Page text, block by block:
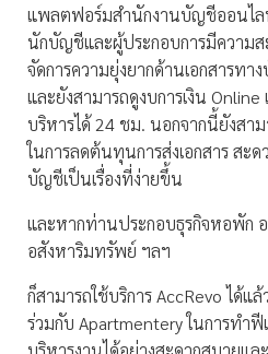
แพลตฟอร์มสำนักงานบัญชีออนไล
นักบัญชีและผู้ประกอบการมีความส
จัดการความยุ่งยากด้านเอกสารทา
และยังสามารถดูงบการเงิน Online
บริหารได้ 24 ชม. นอกจากนี้ยังสา
ในการลดต้นทุนการส่งเอกสาร สะด
บัญชีเป็นเรื่องที่ง่ายขึ้น
และหากท่านประกอบธุรกิจหอพัก
อสังหาริมทรัพย์ ฯลฯ
ก็สามารถใช้บริการ AccRevo ได้แ
ร่วมกับ Apartmentery ในการทำฟี